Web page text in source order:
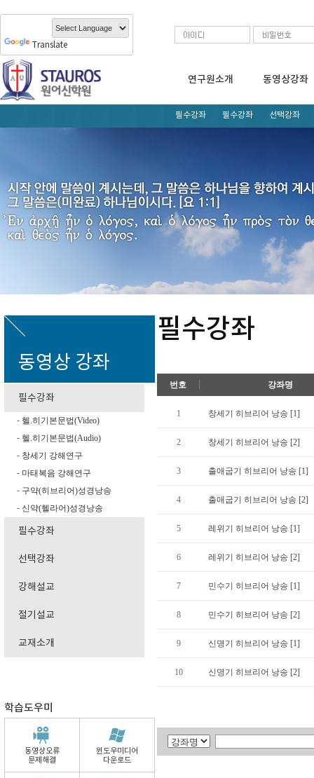
Translate
연구원소개 동영상강좌
필수강좌 필수강좌 선택강좌
동영상 강좌
필수강좌
- 헬.히기본문법(Video)
- 헬.히기본문법(Audio)
- 창세기 강해연구
- 마태복음 강해연구
- 구약(히브리어)성경낭송
- 신약(헬라어)성경낭송
필수강좌
선택강좌
강해설교
절기설교
교재소개
학습도우미
동영상오류
문제해결
윈도우미디어
다운로드
필수강좌
번호 강좌명
1 창세기 히브리어 낭송 [1]
2 창세기 히브리어 낭송 [2]
3 출애굽기 히브리어 낭송 [1]
4 출애굽기 히브리어 낭송 [2]
5 레위기 히브리어 낭송 [1]
6 레위기 히브리어 낭송 [2]
7 민수기 히브리어 낭송 [1]
8 민수기 히브리어 낭송 [2]
9 신명기 히브리어 낭송 [1]
10 신명기 히브리어 낭송 [2]